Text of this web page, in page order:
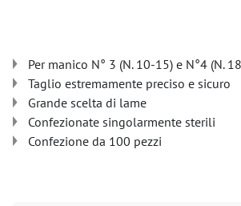
Per manico N° 3 (N. 10-15) e N°4 (N.
Taglio estremamente preciso e sicuro
Grande scelta di lame
Confezionate singolarmente sterili
Confezione da 100 pezzi